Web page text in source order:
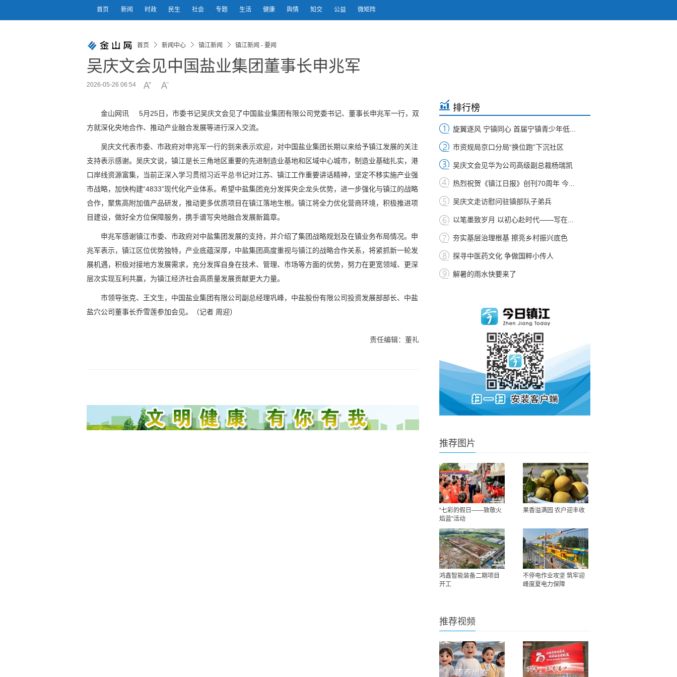
首页 新闻 时政 民生 社会 专题 生活 健康 舆情 知交 公益 微矩阵
首页 新闻中心 镇江新闻 镇江新闻 - 要闻
吴庆文会见中国盐业集团董事长申兆军
2026-05-26 06:54
金山网讯 5月25日，市委书记吴庆文会见了中国盐业集团有限公司党委书记、董事长申兆军一行，双
方就深化央地合作、推动产业融合发展等进行深入交流。
吴庆文代表市委、市政府对申兆军一行的到来表示欢迎，对中国盐业集团长期以来给予镇江发展的关注
支持表示感谢。吴庆文说，镇江是长三角地区重要的先进制造业基地和区域中心城市，制造业基础扎实，港
口岸线资源富集，当前正深入学习贯彻习近平总书记对江苏、镇江工作重要讲话精神，坚定不移实施产业强
市战略，加快构建“4833”现代化产业体系。希望中盐集团充分发挥央企龙头优势，进一步强化与镇江的战略
合作，聚焦高附加值产品研发，推动更多优质项目在镇江落地生根。镇江将全力优化营商环境，积极推进项
目建设，做好全方位保障服务，携手谱写央地融合发展新篇章。
申兆军感谢镇江市委、市政府对中盐集团发展的支持，并介绍了集团战略规划及在镇业务布局情况。申
兆军表示，镇江区位优势独特，产业底蕴深厚，中盐集团高度重视与镇江的战略合作关系，将紧抓新一轮发
展机遇，积极对接地方发展需求，充分发挥自身在技术、管理、市场等方面的优势，努力在更宽领域、更深
层次实现互利共赢，为镇江经济社会高质量发展贡献更大力量。
市领导张克、王文生，中国盐业集团有限公司副总经理巩峰，中盐股份有限公司投资发展部部长、中盐
盐穴公司董事长乔雪莲参加会见。
（记者 周迎）
责任编辑：董礼
排行榜
旋翼逐风 宁镇同心 首届宁镇青少年低...
市资规局京口分局“换位跑”下沉社区
吴庆文会见华为公司高级副总裁杨瑞凯
热烈祝贺《镇江日报》创刊70周年 今...
吴庆文走访慰问驻镇部队子弟兵
以笔墨致岁月 以初心赴时代——写在...
夯实基层治理根基 擦亮乡村振兴底色
探寻中医药文化 争做国粹小传人
解暑的雨水快要来了
推荐图片
“七彩的假日——致敬火
焰蓝”活动
果香溢满园 农户迎丰收
鸿鑫智能装备二期项目
开工
不停电作业攻坚 筑牢迎
峰度夏电力保障
推荐视频